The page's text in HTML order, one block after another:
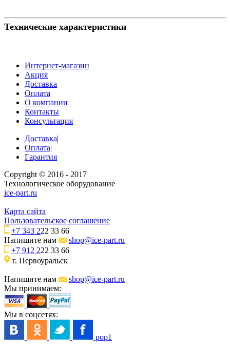
Технические характеристики
Интернет-магазин
Акция
Доставка
Оплата
О компании
Контакты
Консультация
Доставка|
Оплата|
Гарантия
Copyright © 2016 - 2017
Технологическое оборудование
ice-part.ru
Карта сайта
Пользовательское соглашение
+7 343 222 33 66
Напишите нам
shop@ice-part.ru
+7 912 222 33 66
г. Первоуральск
Напишите нам
shop@ice-part.ru
Мы принимаем:
Мы в соцсетях:
pop1